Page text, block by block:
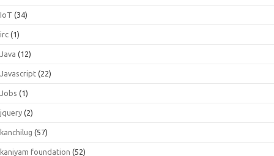
IoT (34)
irc (1)
Java (12)
Javascript (22)
Jobs (1)
jquery (2)
kanchilug (57)
kaniyam foundation (52)